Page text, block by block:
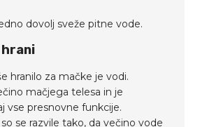
dovolj sveže pitne vode.
hrani
hranilo za mačke je vodi.
mačjega telesa in je
vse presnovne funkcije.
se razvile tako, da večino vode